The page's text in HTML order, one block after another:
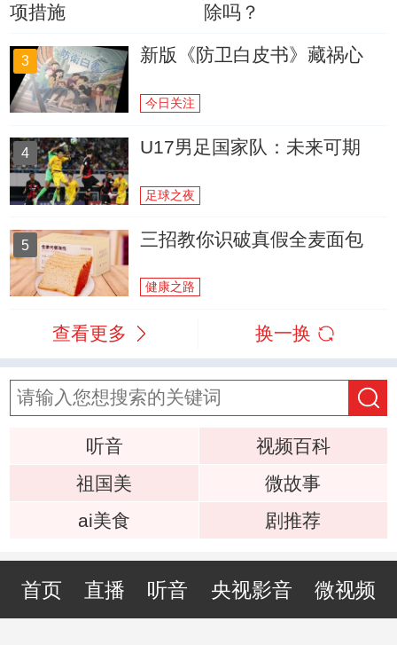
项措施
除吗？
3 新版《防卫白皮书》藏祸心
今日关注
4 U17男足国家队：未来可期
足球之夜
5 三招教你识破真假全麦面包
健康之路
查看更多 换一换
听音
视频百科
祖国美
微故事
ai美食
剧推荐
首页 直播 听音 央视影音 微视频